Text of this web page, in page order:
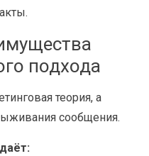
подхода
теория, а
сообщения.